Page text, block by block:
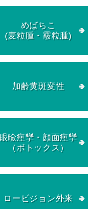
めばちこ
(麦粒腫・霰粒腫)
加齢黄斑変性
眼瞼痙攣・顔面痙攣
（ボトックス）
ロービジョン外来